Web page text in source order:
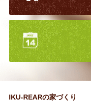
IKU-REARの家づくり